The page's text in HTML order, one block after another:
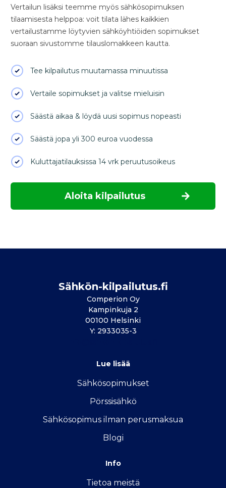
Vertailun lisäksi teemme myös sähkösopimuksen
tilaamisesta helppoa: voit tilata lähes kaikkien
vertailustamme löytyvien sähköyhtiöiden sopimukset
suoraan sivustomme tilauslomakkeen kautta.
Tee kilpailutus muutamassa minuutissa
Vertaile sopimukset ja valitse mieluisin
Säästä aikaa & löydä uusi sopimus nopeasti
Säästä jopa yli 300 euroa vuodessa
Kuluttajatilauksissa 14 vrk peruutusoikeus
Aloita kilpailutus
Sähkön-kilpailutus.fi
Comperion Oy
Kampinkuja 2
00100 Helsinki
Y: 2933035-3
Lue lisää
Sähkösopimukset
Pörssisähkö
Sähkösopimus ilman perusmaksua
Blogi
Info
Tietoa meistä